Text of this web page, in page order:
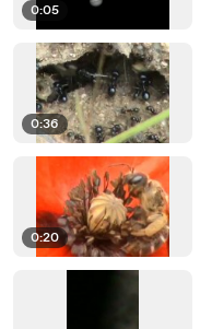
0:05
0:36
0:20